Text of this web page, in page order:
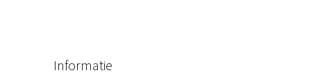
Informatie